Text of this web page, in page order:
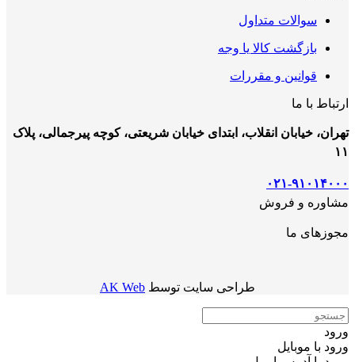
سوالات متداول
بازگشت کالا یا وجه
قوانین و مقررات
ارتباط با ما
تهران، خیابان انقلاب، ابتدای خیابان شریعتی، کوچه پیرجمالی، پلاک
۱۱
۰۲۱-۹۱۰۱۴۰۰۰
مشاوره و فروش
مجوزهای ما
طراحی سایت توسط AK Web
ورود
ورود با موبایل